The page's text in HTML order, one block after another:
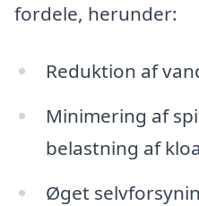
fordele, herunder:
Reduktion af
Minimering af
belastning af
Øget